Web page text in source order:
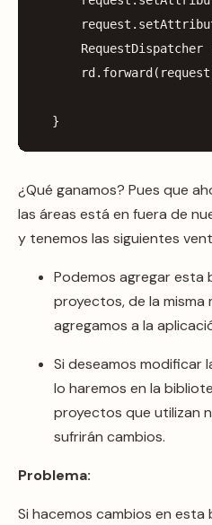
request .
RequestDispatcher
rd . forward ( request
}
¿Qué ganamos? Pues que
las áreas está en fuera de
y tenemos las siguientes
Podemos agregar
proyectos, de la misma
agregamos a la
Si deseamos modificar
lo haremos en la
proyectos que utilizan
sufrirán cambios.
Problema:
Si hacemos cambios en